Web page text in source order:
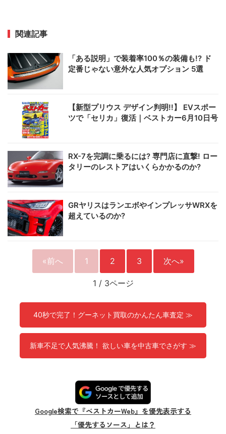
関連記事
「ある説明」で装着率100％の装備も!? ド
定番じゃない意外な人気オプション 5選
【新型プリウス デザイン判明!!】 EVスポー
ツで「セリカ」復活｜ベストカー6月10日号
RX-7を完調に乗るには? 専門店に直撃! ロー
タリーのレストアはいくらかかるのか?
GRヤリスはランエボやインプレッサWRXを
超えているのか?
«前へ 1 2 3 次へ»
1 / 3ページ
40秒で完了！グーネット買取のかんたん車査定 ≫
新車不足で人気沸騰！ 欲しい車を中古車でさがす ≫
Google検索で『ベストカーWeb』を優先表示する
「優先するソース」とは？